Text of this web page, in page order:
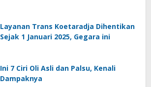
Layanan Trans Koetaradja Dihentikan
Sejak 1 Januari 2025, Gegara ini
Ini 7 Ciri Oli Asli dan Palsu, Kenali
Dampaknya